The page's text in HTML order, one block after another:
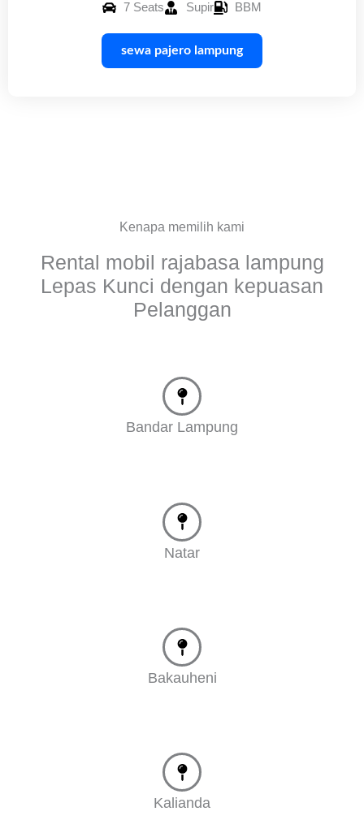
7 Seats Supir BBM
sewa pajero lampung
Kenapa memilih kami
Rental mobil rajabasa lampung
Lepas Kunci dengan kepuasan
Pelanggan
Bandar Lampung
Natar
Bakauheni
Kalianda